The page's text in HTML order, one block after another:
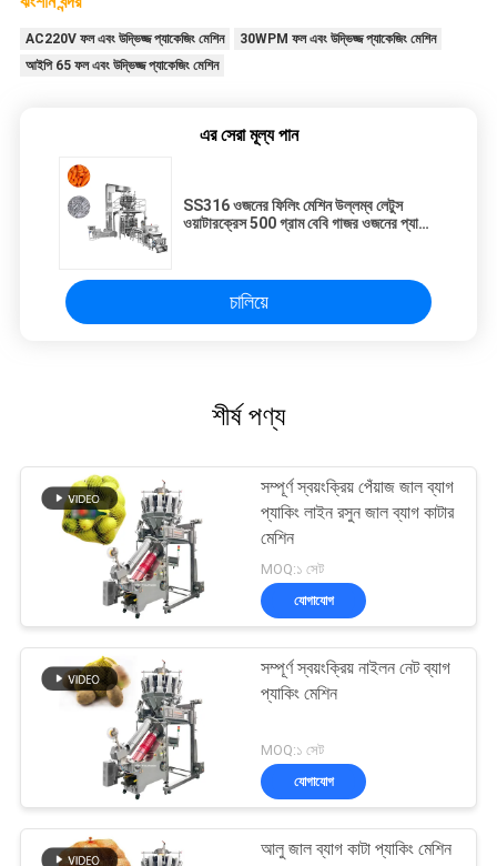
AC220V ফল এবং উদ্ভিজ্জ প্যাকেজিং মেশিন
30WPM ফল এবং উদ্ভিজ্জ প্যাকেজিং মেশিন
আইপি 65 ফল এবং উদ্ভিজ্জ প্যাকেজিং মেশিন
এর সেরা মূল্য পান
SS316 ওজনের ফিলিং মেশিন উল্লম্ব লেটুস
ওয়াটারক্রেস 500 গ্রাম বেবি গাজর ওজনের প্যাকিং
চালিয়ে
শীর্ষ পণ্য
সম্পূর্ণ স্বয়ংক্রিয় পেঁয়াজ জাল ব্যাগ
প্যাকিং লাইন রসুন জাল ব্যাগ কাটার
মেশিন
MOQ:১ সেট
যোগাযোগ
সম্পূর্ণ স্বয়ংক্রিয় নাইলন নেট ব্যাগ
প্যাকিং মেশিন
MOQ:১ সেট
যোগাযোগ
আলু জাল ব্যাগ কাটা প্যাকিং মেশিন